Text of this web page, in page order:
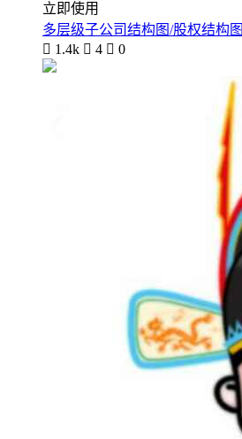
立即使用
多层级子公司结构图/股权结构图
 1.4k  4  0